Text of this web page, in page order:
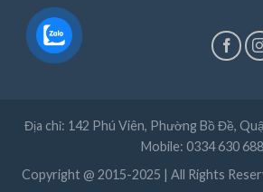
Địa chỉ: 142 Phú Viên, Phường Bồ Đề,
Mobile: 0334 630 688
Copyright @ 2015-2025 | All Rights